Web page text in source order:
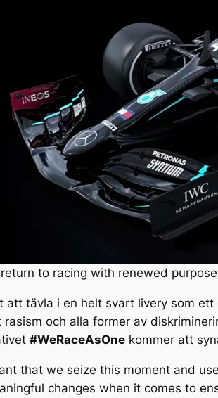
to racing with renewed
att tävla i en helt svart livery som
och alla former av
#WeRaceAsOne kommer att
that we seize this moment and
changes when it comes to